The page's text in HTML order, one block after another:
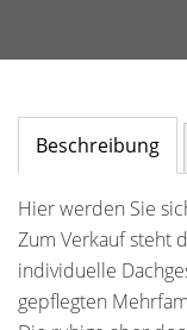
Beschreibung
Hier werden Sie
Zum Verkauf steht
individuelle
gepflegten